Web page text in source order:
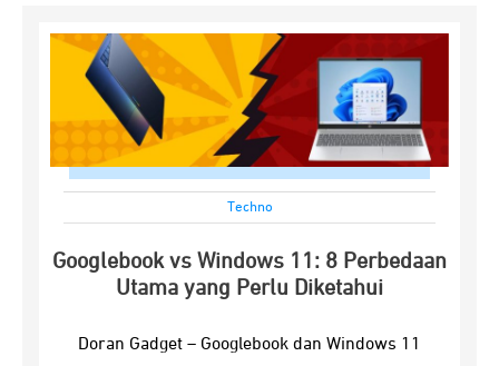
Techno
Googlebook vs Windows 11: 8 Perbedaan
Utama yang Perlu Diketahui
Doran Gadget – Googlebook dan Windows 11